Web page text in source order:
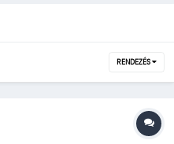
RENDEZÉS